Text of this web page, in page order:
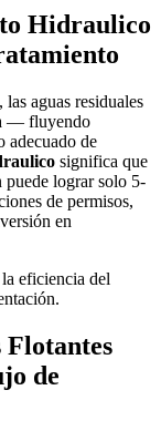
Hidraulico
aguas residuales
— fluyendo
adecuado de
significa que
puede lograr solo 5-
de permisos,
en
eficiencia del
Flotantes
de